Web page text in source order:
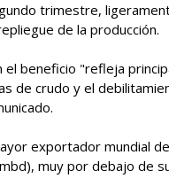
trimestre,
de la producción.
el beneficio "refleja
de crudo y el
exportador mundial
muy por debajo de